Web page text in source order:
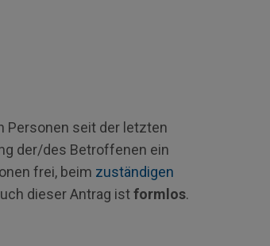
Personen seit der letzten
der/des Betroffenen ein
frei, beim zuständigen
dieser Antrag istformlos.